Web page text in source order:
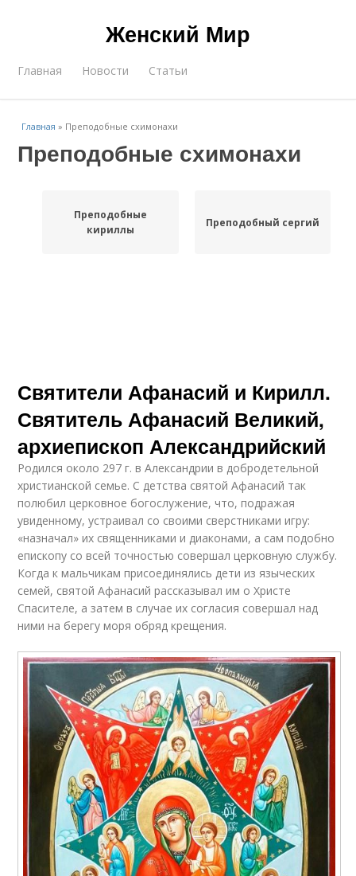
Женский Мир
Главная Новости Статьи
Главная » Преподобные схимонахи
Преподобные схимонахи
Преподобные
кириллы
Преподобный сергий
Святители Афанасий и Кирилл.
Святитель Афанасий Великий,
архиепископ Александрийский
Родился около 297 г. в Александрии в добродетельной
христианской семье. С детства святой Афанасий так
полюбил церковное богослужение, что, подражая
увиденному, устраивал со своими сверстниками игру:
«назначал» их священниками и диаконами, а сам подобно
епископу со всей точностью совершал церковную службу.
Когда к мальчикам присоединялись дети из языческих
семей, святой Афанасий рассказывал им о Христе
Спасителе, а затем в случае их согласия совершал над
ними на берегу моря обряд крещения.